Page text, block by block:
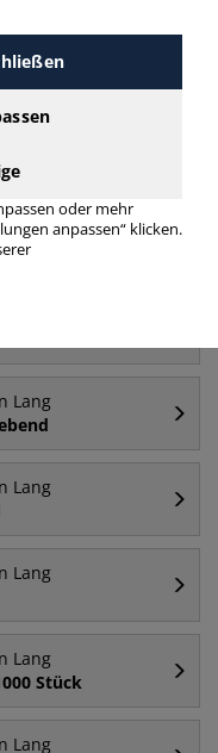
Lang
Lang
Lang
Lang
Lang
Stück
Lang
oder mehr
anpassen“ klicken.